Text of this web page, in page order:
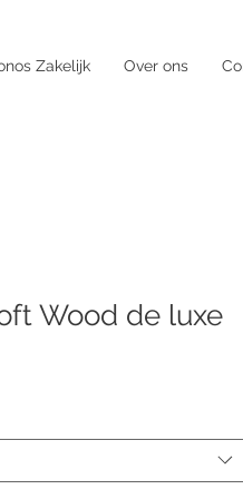
Zakelijk Over ons
Wood de luxe